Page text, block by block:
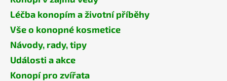
Léčba konopím a životní příběhy
Vše o konopné kosmetice
Návody, rady, tipy
Události a akce
Konopí pro zvířata